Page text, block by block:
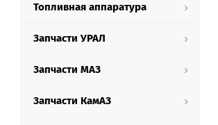
Топливная аппаратура
Запчасти УРАЛ
Запчасти МАЗ
Запчасти КамАЗ